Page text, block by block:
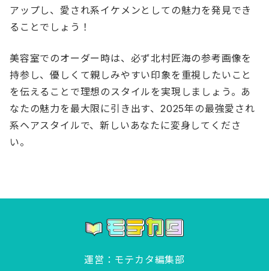
アップし、愛され系イケメンとしての魅力を発見でき
ることでしょう！
美容室でのオーダー時は、必ず北村匠海の参考画像を
持参し、優しくて親しみやすい印象を重視したいこと
を伝えることで理想のスタイルを実現しましょう。あ
なたの魅力を最大限に引き出す、2025年の最強愛され
系ヘアスタイルで、新しいあなたに変身してくださ
い。
運営：モテカタ編集部